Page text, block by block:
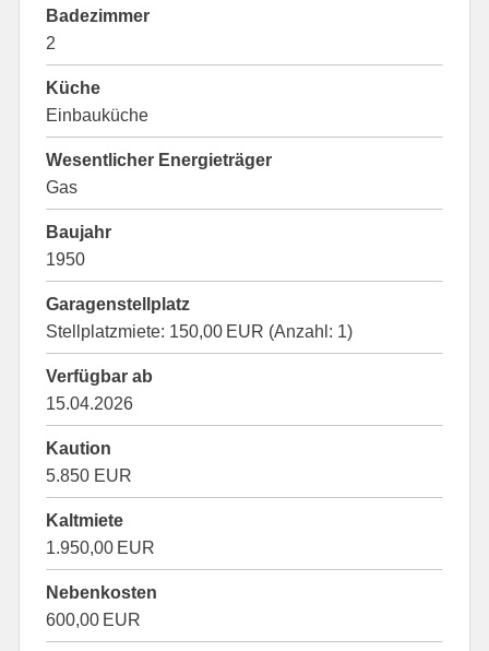
Badezimmer
2
Küche
Einbauküche
Wesentlicher Energieträger
Gas
Baujahr
1950
Garagen­stellplatz
Stellplatzmiete: 150,00 EUR (Anzahl: 1)
Verfügbar ab
15.04.2026
Kaution
5.850 EUR
Kaltmiete
1.950,00 EUR
Nebenkosten
600,00 EUR